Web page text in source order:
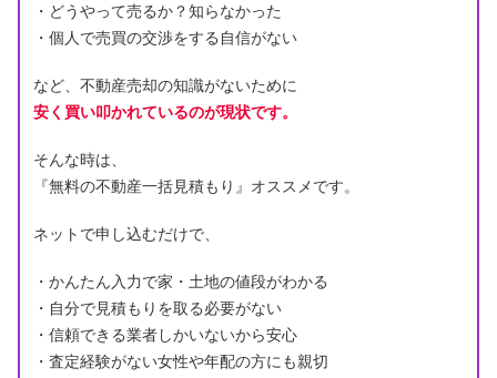
・どうやって売るか？知らなかった
・個人で売買の交渉をする自信がない
など、不動産売却の知識がないために
安く買い叩かれているのが現状です。
そんな時は、
『無料の不動産一括見積もり』オススメです。
ネットで申し込むだけで、
・かんたん入力で家・土地の値段がわかる
・自分で見積もりを取る必要がない
・信頼できる業者しかいないから安心
・査定経験がない女性や年配の方にも親切